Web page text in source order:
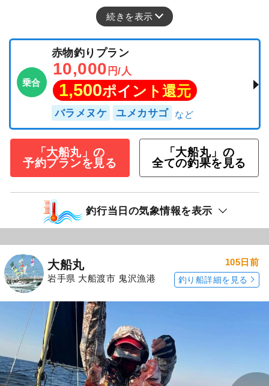
続きを表示
乗合
赤物釣りプラン
10,000 円/人
1,500ポイント還元
バラメヌケ ユメカサゴ
「大船丸」の
予約プランを見る
「大船丸」の
全ての釣果を見る
釣行当日の気象情報を表示
大船丸
岩手県 大船渡市 鬼沢漁港
105日前
釣り船詳細を見る